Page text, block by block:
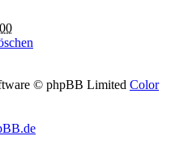
© phpBB Limited Color